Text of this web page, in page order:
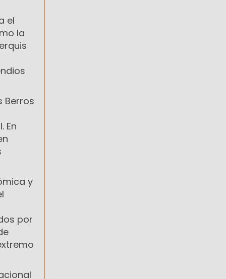
el
la
Berros
En
y
por